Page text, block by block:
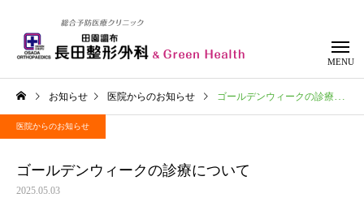
お知らせ 医院からのお知らせ ゴールデンウィークの診療について
医院からのお知らせ
ゴールデンウィークの診療について
2025.05.03